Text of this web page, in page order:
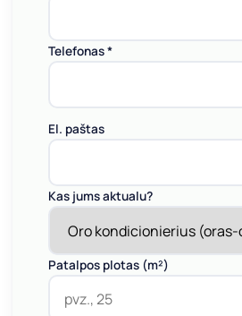
Telefonas *
El. paštas
Kas jums aktualu?
Patalpos plotas (m²)